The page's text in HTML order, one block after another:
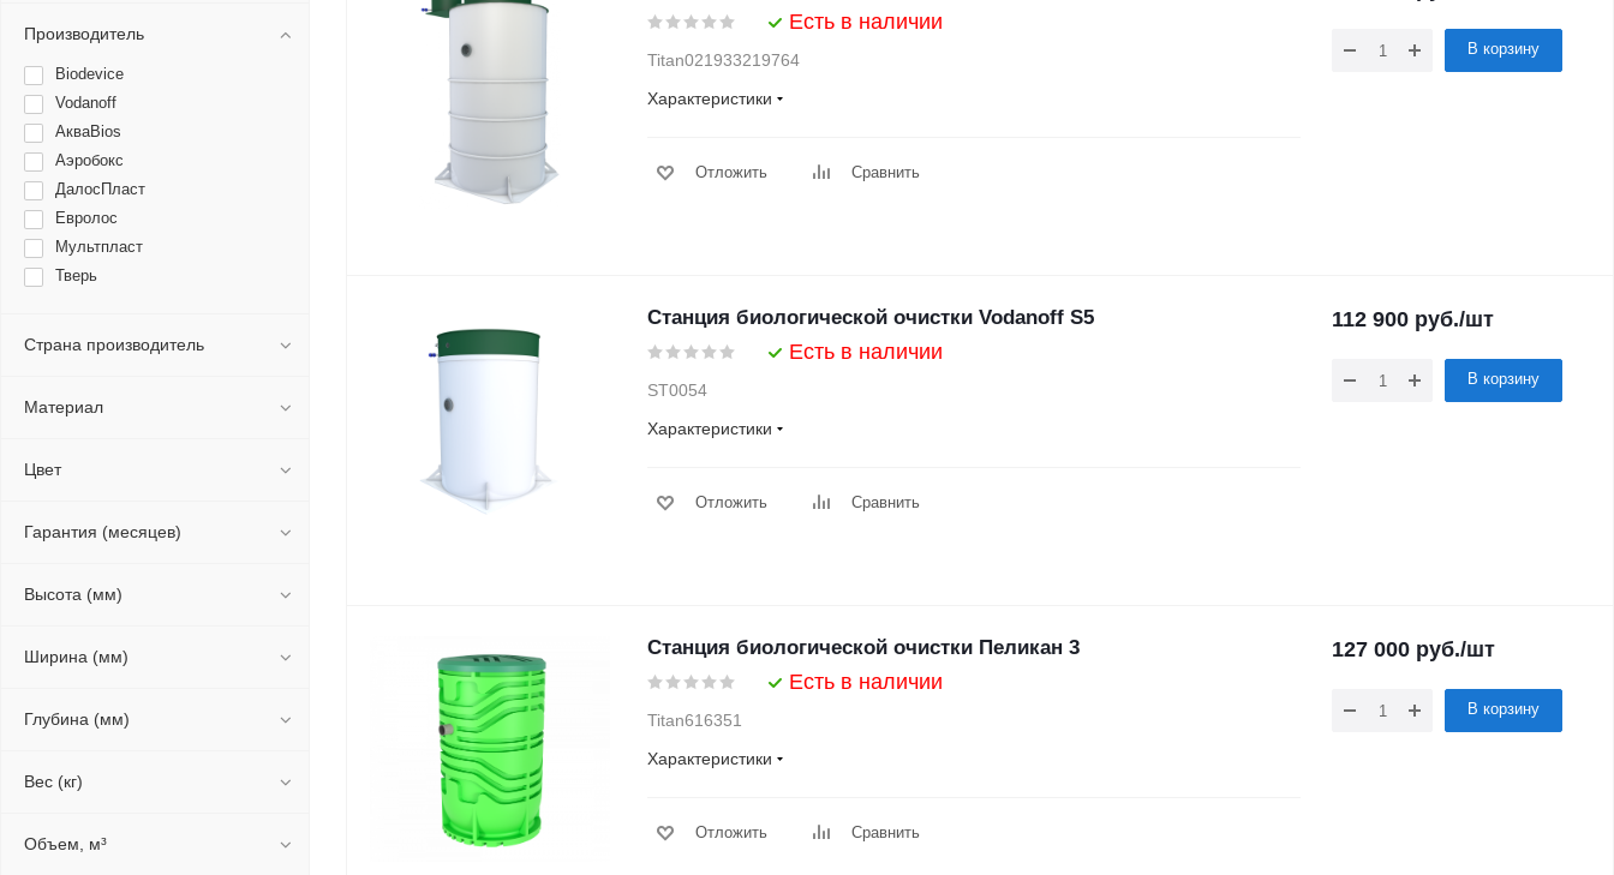
Есть в наличии
Titan021933219764
Характеристики
Отложить Сравнить
В корзину
Станция биологической очистки Vodanoff S5
Есть в наличии
ST0054
Характеристики
Отложить Сравнить
112 900 руб./шт
В корзину
Станция биологической очистки Пеликан 3
Есть в наличии
Titan616351
Характеристики
Отложить Сравнить
127 000 руб./шт
В корзину
Производитель
Biodevice
Vodanoff
АкваBios
Аэробокс
ДалосПласт
Евролос
Мультпласт
Тверь
Страна производитель
Материал
Цвет
Гарантия (месяцев)
Высота (мм)
Ширина (мм)
Глубина (мм)
Вес (кг)
Объем, м³